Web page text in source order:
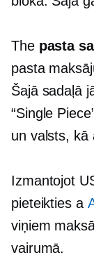
The pasta
pasta
Šajā sadaļā
“Single
un valsts, kā
Izmantojot
pieteikties a
viņiem
vairumā.